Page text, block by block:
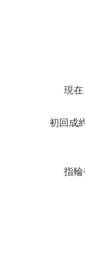
現在
初回成
指